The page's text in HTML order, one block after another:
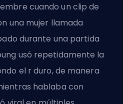
cuando un clip de
una mujer llamada
durante una partida
usó repetidamente la
el r duro, de manera
hablaba con